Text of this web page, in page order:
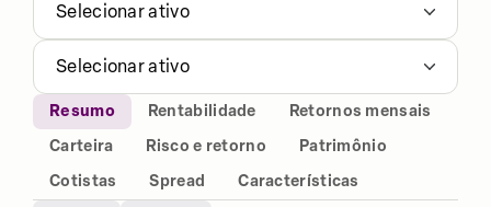
Selecionar ativo
Selecionar ativo
Resumo Rentabilidade
Retornos mensais
Carteira
Risco e retorno
Patrimônio
Cotistas
Spread Características